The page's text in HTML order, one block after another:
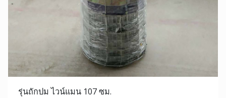
รุ่นถักปม ไวน์แมน 107 ซม.